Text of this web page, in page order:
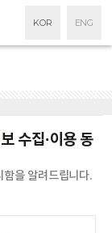
KOR ENG
수집·이용 동
함을 알려드립니다.